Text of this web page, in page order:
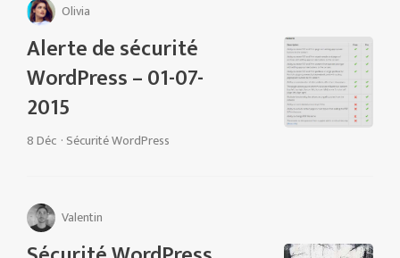
Olivia
Alerte de sécurité
WordPress – 01-07-
2015
8 Déc · Sécurité WordPress
Valentin